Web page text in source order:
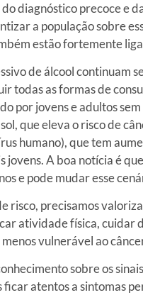
diagnóstico precoce e
a população sobre
estão fortemente
de álcool continuam
todas as formas de
por jovens e adultos
que eleva o risco de
humano), que tem
jovens. A boa notícia é
e pode mudar esse
risco, precisamos
atividade física, cuidar
vulnerável ao
sobre os
atentos a sintomas